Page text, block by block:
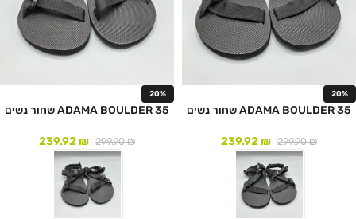
20%
ADAMA BOULDER 35 שחור נשים
299.90₪
239.92₪
20%
ADAMA BOULDER 35 שחור נשים
299.90₪
239.92₪